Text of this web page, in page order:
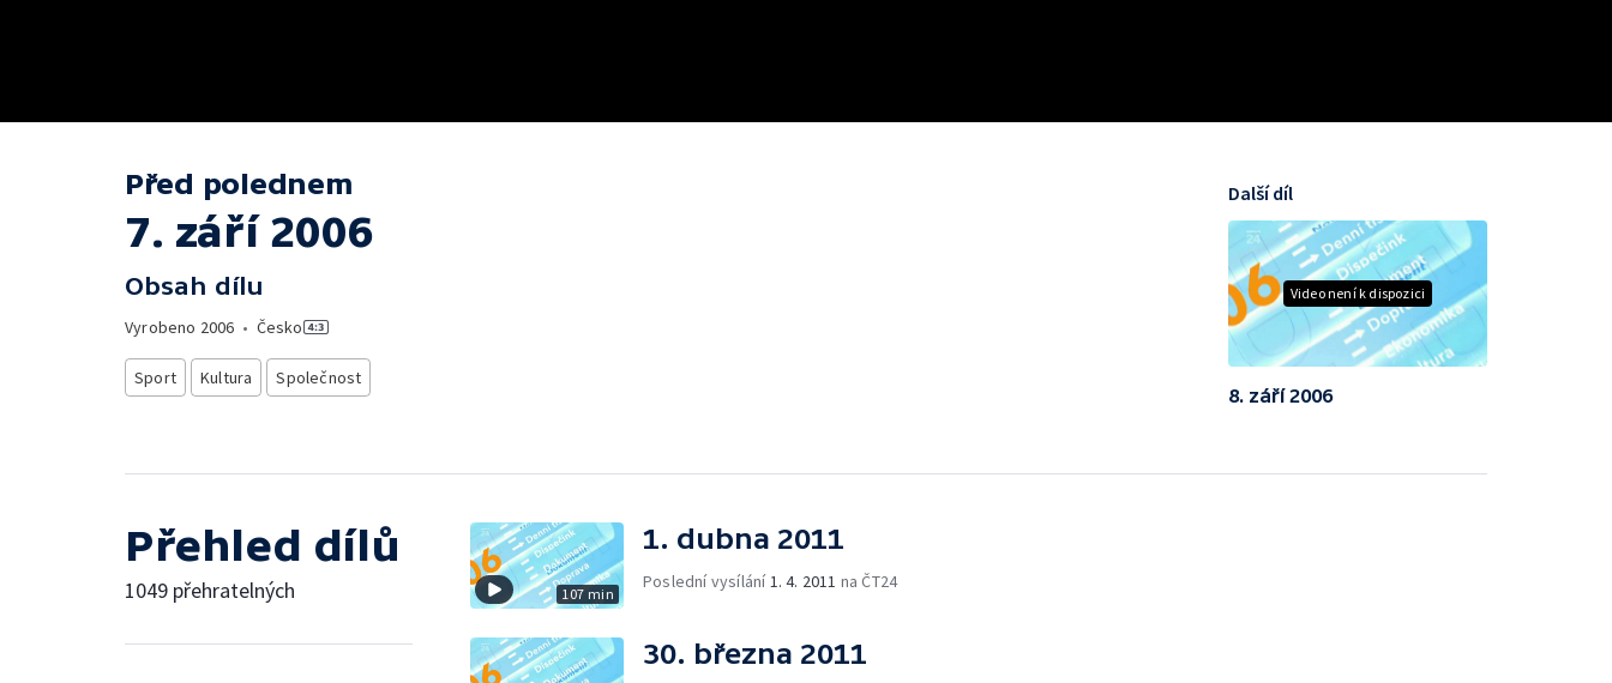
Před polednem
7. září 2006
Obsah dílu
Vyrobeno 2006 • Česko
Sport Kultura Společnost
Video není k dispozici
Další díl
8. září 2006
Přehled dílů
1049 přehratelných 107 min
1. dubna 2011
Poslední vysílání 1. 4. 2011 na ČT24
30. března 2011